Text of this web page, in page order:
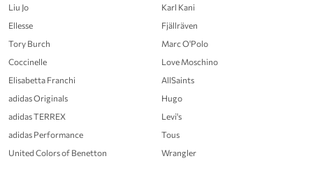
Liu Jo
Ellesse
Tory Burch
Coccinelle
Elisabetta Franchi
adidas Originals
adidas TERREX
adidas Performance
United Colors of Benetton
Karl Kani
Fjällräven
Marc O'Polo
Love Moschino
AllSaints
Hugo
Levi's
Tous
Wrangler